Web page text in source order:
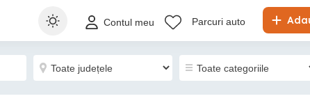
Contul meu Parcuri auto